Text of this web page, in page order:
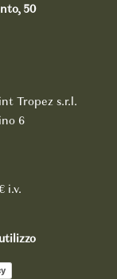
50
Tropez s.r.l.
6
i.v.